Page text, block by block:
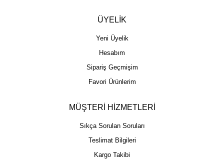
ÜYELİK
Yeni Üyelik
Hesabım
Sipariş Geçmişim
Favori Ürünlerim
MÜŞTERİ HİZMETLERİ
Sıkça Sorulan Soruları
Teslimat Bilgileri
Kargo Takibi